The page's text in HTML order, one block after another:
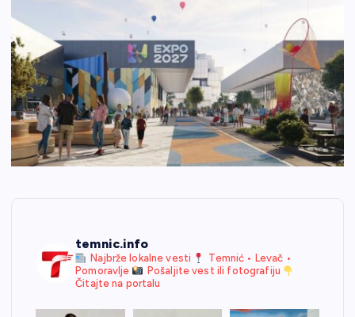
temnic.info
Najbrže lokalne vesti
Temnić • Levač •
Pomoravlje
Pošaljite vest ili fotografiju
Čitajte na portalu